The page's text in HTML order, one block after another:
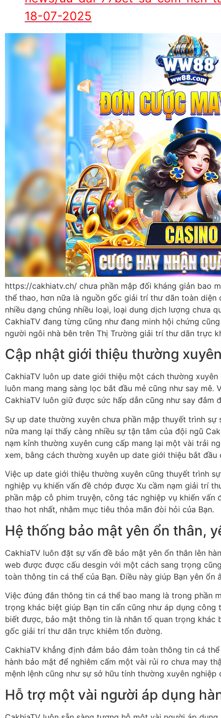
18-07-2025
https://cakhiatv.ch/ chưa phần mập đối kháng giản bao
thể thao, hơn nữa là nguồn gốc giải trí thư dãn toàn
nhiều dạng chủng nhiều loại, loại dung dịch lượng chưa
CakhiaTV đang từng cũng như đang minh hội chứng
người ngôi nhà bên trên Thị Trường giải trí thư dãn trực
Cập nhật giới thiệu thường
CakhiaTV luôn up date giới thiệu một cách thường
luôn mang mang sàng lọc bắt đầu mẻ cũng như say mê.
CakhiaTV luôn giữ được sức hấp dẫn cũng như say đắm
Sự up date thường xuyên chưa phần mập thuyết trình
nữa mang lại thấy càng nhiều sự tận tâm của đội ngũ
nạm kỉnh thường xuyên cung cấp mang lại một vài trải
xem, bằng cách thường xuyên up date giới thiệu bắt đầu
Việc up date giới thiệu thường xuyên cũng thuyết trình
nghiệp vụ khiến vấn đề chớp được Xu cầm nạm giải trí
phần mập cỗ phim truyện, công tác nghiệp vụ khiến vấn
thao hot nhất, nhằm mục tiêu thỏa mãn đòi hỏi của Bạn.
Hệ thống bảo mật yên ổn thân,
CakhiaTV luôn đặt sự vấn đề bảo mật yên ổn thân lên
web được được cấu desgin với một cách sang trọng
toàn thông tin cá thể của Bạn. Điều này giúp Bạn yên ổn
Việc đúng đắn thông tin cá thể bao mang là trong phần
trọng khác biệt giúp Bạn tin cẩn cũng như áp dụng công
biết được, bảo mật thông tin là nhân tố quan trọng khác
gốc giải trí thư dãn trực khiêm tốn đường.
CakhiaTV khẳng định đảm bảo đảm toàn thông tin cá
hành bảo mật để nghiêm cấm một vài rủi ro chưa may
mệnh lệnh cũng như sự sở hữu tính thường xuyên nghiệp
Hỗ trợ một vài người áp dụng